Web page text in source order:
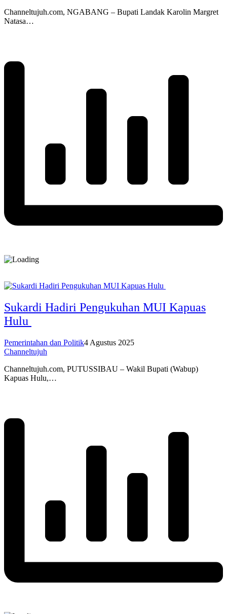
Channeltujuh.com, NGABANG – Bupati Landak Karolin Margret
Natasa…
Sukardi Hadiri Pengukuhan MUI Kapuas
Hulu
Pemerintahan dan Politik4 Agustus 2025
Channeltujuh
Channeltujuh.com, PUTUSSIBAU – Wakil Bupati (Wabup)
Kapuas Hulu,…